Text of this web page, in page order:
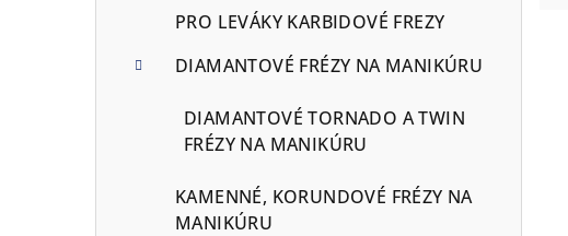
PRO LEVÁKY KARBIDOVÉ FREZY
DIAMANTOVÉ FRÉZY NA MANIKÚRU
DIAMANTOVÉ TORNADO A TWIN
FRÉZY NA MANIKÚRU
KAMENNÉ, KORUNDOVÉ FRÉZY NA
MANIKÚRU